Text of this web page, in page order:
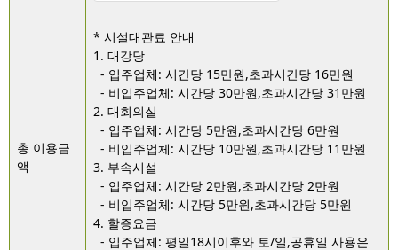
총 이용금
액
* 시설대관료 안내
1. 대강당
2. 대회의실
3. 부속시설
4. 할증요금